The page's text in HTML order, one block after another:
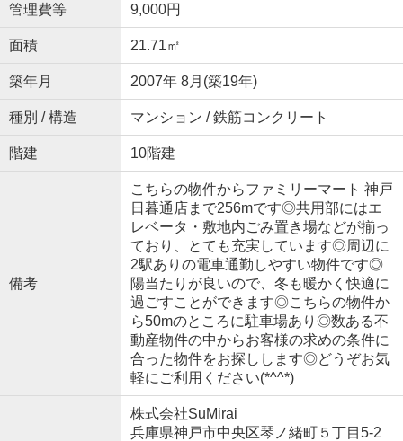
管理費等 9,000円
面積 21.71㎡
築年月 2007年 8月(築19年)
種別 / 構造 マンション / 鉄筋コンクリート
階建 10階建
備考
こちらの物件からファミリーマート 神戸
日暮通店まで256mです◎共用部にはエ
レベータ・敷地内ごみ置き場などが揃っ
ており、とても充実しています◎周辺に
2駅ありの電車通勤しやすい物件です◎
陽当たりが良いので、冬も暖かく快適に
過ごすことができます◎こちらの物件か
ら50mのところに駐車場あり◎数ある不
動産物件の中からお客様の求めの条件に
合った物件をお探しします◎どうぞお気
軽にご利用ください(*^^*)
株式会社SuMirai
兵庫県神戸市中央区琴ノ緒町５丁目5-2